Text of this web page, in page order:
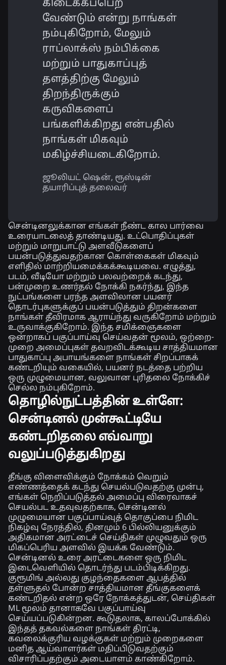
கிடைக்கப்பெற
வேண்டும் என்று நாங்கள்
நம்புகிறோம், மேலும்
ராப்லாக்ஸ் நம்பிக்கை
மற்றும் பாதுகாப்புத்
தளத்திற்கு மேலும்
திறந்திருக்கும்
கருவிகளைப்
பங்களிக்கிறது என்பதில்
நாங்கள் மிகவும்
மகிழ்ச்சியடைகிறோம்.
ஜூலியட் ஷென், ரூஸ்டின்
தயாரிப்புத் தலைவர்
சென்டினலுக்கான எங்கள் நீண்ட கால பார்வை
உரையாடலைத் தாண்டியது. உட்பொதிப்புகள்
மற்றும் மாறுபாட்டு அளவீடுகளைப்
பயன்படுத்துவதற்கான கொள்கைகள் மிகவும்
எளிதில் மாற்றியமைக்கக்கூடியவை. எழுத்து,
படம், வீடியோ மற்றும் பலவற்றைக் கடந்து,
பன்முறை உணர்தல் நோக்கி நகர்ந்து, இந்த
நுட்பங்களை பரந்த அளவிலான பயனர்
தொடர்புகளுக்குப் பயன்படுத்தும் திறன்களை
நாங்கள் தீவிரமாக ஆராய்ந்து வருகிறோம் மற்றும்
உருவாக்குகிறோம். இந்த சமிக்ஞைகளை
ஒன்றாகப் பகுப்பாய்வு செய்வதன் மூலம், ஒற்றை-
முறை அமைப்புகள் தவறவிடக்கூடிய சாத்தியமான
பாதுகாப்பு அபாயங்களை நாங்கள் சிறப்பாகக்
கண்டறியும் வகையில், பயனர் நடத்தை பற்றிய
ஒரு முழுமையான, வலுவான புரிதலை நோக்கிச்
செல்ல நம்புகிறோம்.
தொழில்நுட்பத்தின் உள்ளே:
சென்டினல் முன்கூட்டியே
கண்டறிதலை எவ்வாறு
வலுப்படுத்துகிறது
தீங்கு விளைவிக்கும் நோக்கம் வெறும்
எண்ணத்தைக் கடந்து செயல்படுவதற்கு முன்பு,
எங்கள் நெறிப்படுத்தல் அமைப்பு விரைவாகச்
செயல்பட உதவுவதற்காக, சென்டினல்
முழுமையான பகுப்பாய்வுத் தொகுப்பை நிமிட
நிகழ்வு நேரத்தில், தினமும் 6 பில்லியனுக்கும்
அதிகமான அரட்டைச் செய்திகள் முழுவதும் ஒரு
மிகப்பெரிய அளவில் இயக்க வேண்டும்.
சென்டினல் உரை அரட்டைகளை ஒரு நிமிட
இடைவெளியில் தொடர்ந்து படம்பிடிக்கிறது.
குரூமிங் அல்லது குழந்தைகளை ஆபத்தில்
தள்ளுதல் போன்ற சாத்தியமான தீங்குகளைக்
கண்டறிதல் என்ற ஒரே நோக்கத்துடன், செய்திகள்
ML மூலம் தானாகவே பகுப்பாய்வு
செய்யப்படுகின்றன. கூடுதலாக, காலப்போக்கில்
இந்தத் தகவல்களை நாங்கள் திரட்டி,
கவலைக்குரிய வழக்குகள் மற்றும் முறைகளை
மனித ஆய்வாளர்கள் மதிப்பிடுவதற்கும்
விசாரிப்பதற்கும் அடையாளம் காண்கிறோம்.